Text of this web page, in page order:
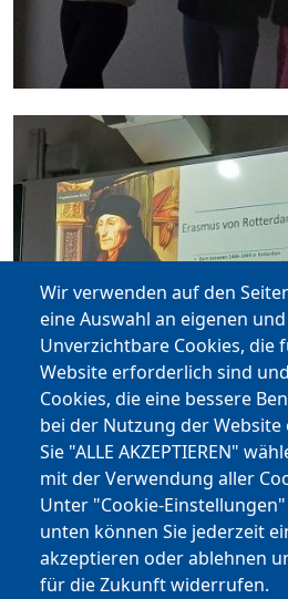
Wir verwenden auf den
eine Auswahl an eigenen
Unverzichtbare Cookies, die
Website erforderlich sind
Cookies, die eine bessere
bei der Nutzung der
Sie "ALLE AKZEPTIEREN"
mit der Verwendung aller
Unter "Cookie-
unten können Sie jederzeit
akzeptieren oder ablehnen
für die Zukunft widerrufen.